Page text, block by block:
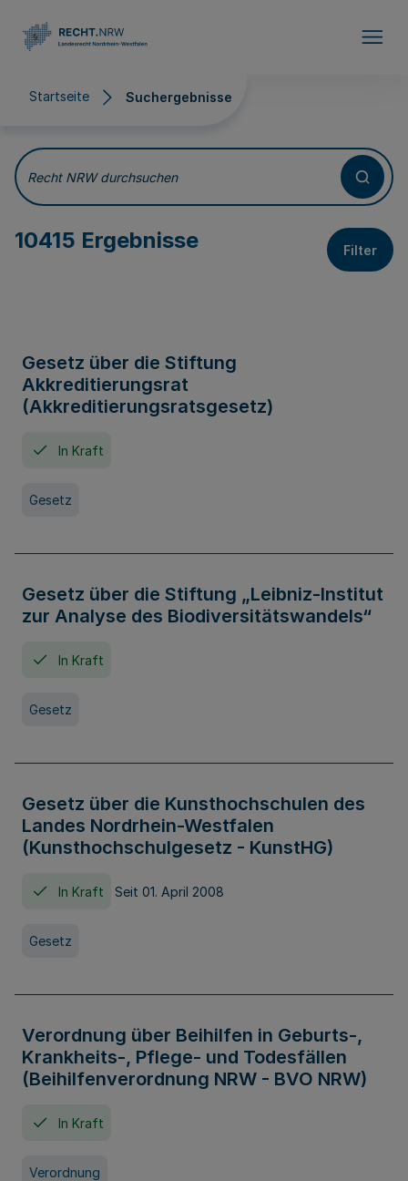
Startseite Suchergebnisse
Suchergebnisse
Recht NRW durchsuchen
10415 Ergebnisse Filter
Gesetz über die Stiftung
Akkreditierungsrat
(Akkreditierungsratsgesetz)
In Kraft
Gesetz
Gesetz über die Stiftung „Leibniz-Institut
zur Analyse des Biodiversitätswandels“
In Kraft
Gesetz
Gesetz über die Kunsthochschulen des
Landes Nordrhein-Westfalen
(Kunsthochschulgesetz - KunstHG)
In Kraft Seit 01. April 2008
Gesetz
Verordnung über Beihilfen in Geburts-,
Krankheits-, Pflege- und Todesfällen
(Beihilfenverordnung NRW - BVO NRW)
In Kraft
Verordnung